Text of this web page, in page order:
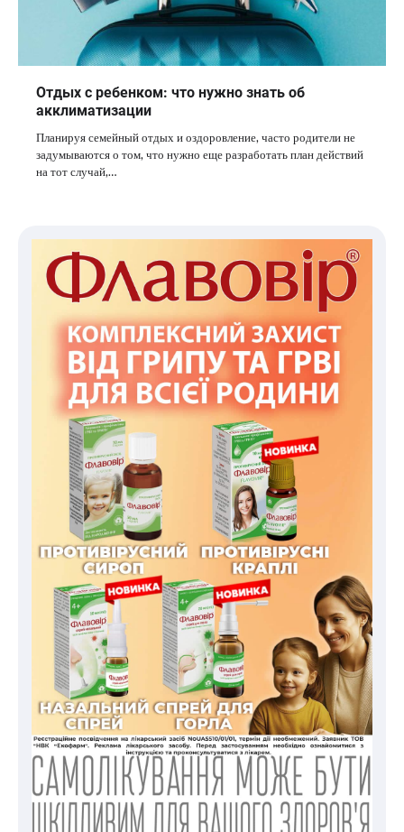
Отдых с ребенком: что нужно знать об
акклиматизации
Планируя семейный отдых и оздоровление, часто родители не
задумываются о том, что нужно еще разработать план действий
на тот случай,…